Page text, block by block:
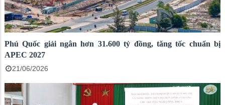
Phú Quốc giải ngân hơn 31.600 tỷ đồng, tăng tốc chuẩn bị
APEC 2027
21/06/2026